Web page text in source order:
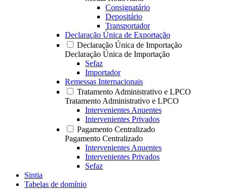
Consignatário
Depositário
Transportador
Declaração Única de Exportação
Declaração Única de Importação
Declaração Única de Importação
Sefaz
Importador
Remessas Internacionais
Tratamento Administrativo e LPCO
Tratamento Administrativo e LPCO
Intervenientes Anuentes
Intervenientes Privados
Pagamento Centralizado
Pagamento Centralizado
Intervenientes Anuentes
Intervenientes Privados
Sefaz
Sintia
Tabelas de domínio